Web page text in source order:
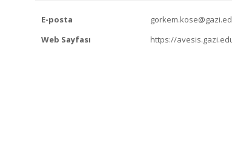
E-posta
Web Sayfası
https://